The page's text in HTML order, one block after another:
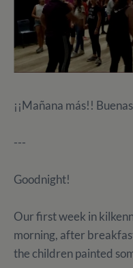
¡¡Mañana más!!
---
Goodnight!
Our first week in
morning, after
the children painted